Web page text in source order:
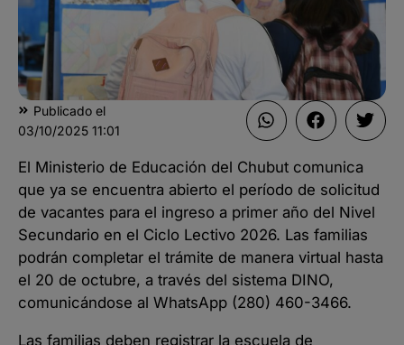
Publicado el
03/10/2025 11:01
El Ministerio de Educación del Chubut comunica
que ya se encuentra abierto el período de solicitud
de vacantes para el ingreso a primer año del Nivel
Secundario en el Ciclo Lectivo 2026. Las familias
podrán completar el trámite de manera virtual hasta
el 20 de octubre, a través del sistema DINO,
comunicándose al WhatsApp (280) 460-3466.
Las familias deben registrar la escuela de